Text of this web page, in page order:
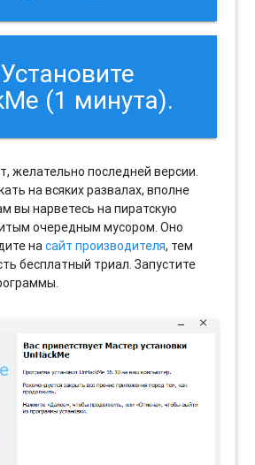
(1 минута).
желательно последней версии.
на всяких развалах, вполне
вы нарветесь на пиратскую
очередным мусором. Оно
насайт производителя, тем
бесплатный триал. Запустите